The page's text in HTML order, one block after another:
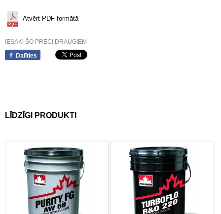
Atvērt PDF formātā
IESAKI ŠO PRECI DRAUGIEM
Dalīties
LĪDZĪGI PRODUKTI